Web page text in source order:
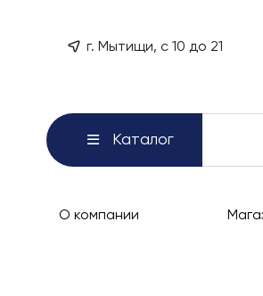
г. Мытищи, с 10 до 21
Каталог
О компании